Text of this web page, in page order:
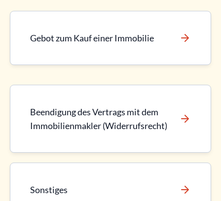
Gebot zum Kauf einer Immobilie
Beendigung des Vertrags mit dem
Immobilienmakler (Widerrufsrecht)
Sonstiges